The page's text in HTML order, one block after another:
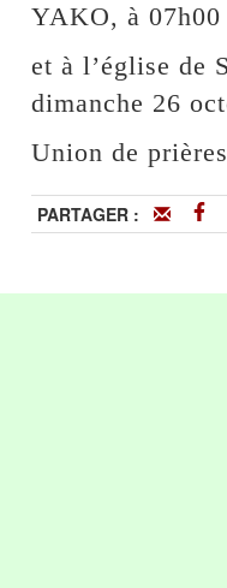
YAKO, à 07h00
et à l’église de
dimanche 26
Union de
PARTAGER :